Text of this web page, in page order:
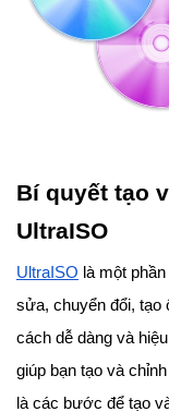
Bí quyết tạo
UltraISO
UltraISO là một
sửa, chuyển đổi, tạo
cách dễ dàng và
giúp bạn tạo và
là các bước để tạo